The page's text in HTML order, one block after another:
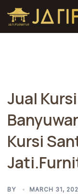
Skip
content
Jual
Kursi
BY MARCH 31,